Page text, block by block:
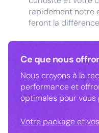
rapidement notre
feront la
Ce que nous
Nous croyons à la
performance et
optimales pour
Votre package et